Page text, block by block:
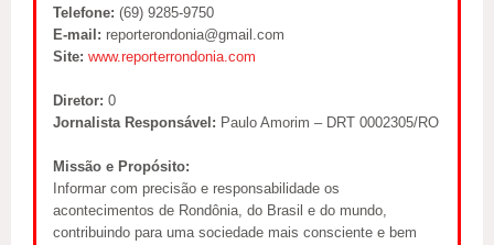
Telefone: (69) 9285-9750
E-mail: reporterondonia@gmail.com
Site: www.reporterrondonia.com
Diretor: 0
Jornalista Responsável: Paulo Amorim – DRT 0002305/RO
Missão e Propósito:
Informar com precisão e responsabilidade os
acontecimentos de Rondônia, do Brasil e do mundo,
contribuindo para uma sociedade mais consciente e bem